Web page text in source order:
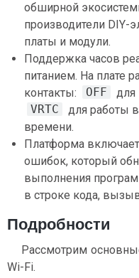
обширной
производители DIY-
платы и модули.
Поддержка часов
питанием. На плате
контакты:
OFF
для
VRTC
для работы
времени.
Платформа
ошибок, который
выполнения
в строке кода,
Подробности
Рассмотрим
Wi-Fi.